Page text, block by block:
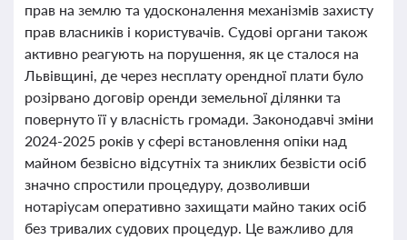
прав на землю та удосконалення механізмів захисту
прав власників і користувачів. Судові органи також
активно реагують на порушення, як це сталося на
Львівщині, де через несплату орендної плати було
розірвано договір оренди земельної ділянки та
повернуто її у власність громади. Законодавчі зміни
2024-2025 років у сфері встановлення опіки над
майном безвісно відсутніх та зниклих безвісти осіб
значно спростили процедуру, дозволивши
нотаріусам оперативно захищати майно таких осіб
без тривалих судових процедур. Це важливо для